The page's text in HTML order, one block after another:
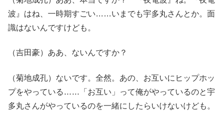
波』はね、一時期すごい……いまでも宇多丸さんとか。面
識はないんですけども。
（吉田豪）ああ、ないんですか？
（菊地成孔）ないです。全然。あの、お互いにヒップホッ
プをやっている……「お互い」って俺がやっているのと宇
多丸さんがやっているのを一緒にしたらいけないけども。